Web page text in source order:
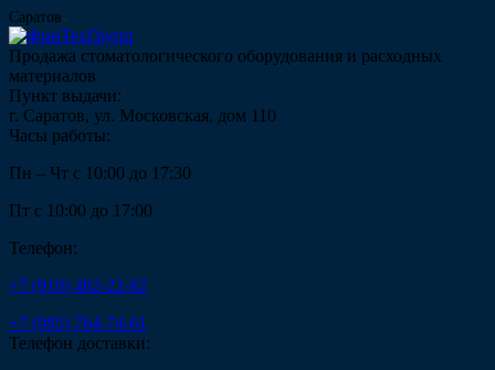
Саратов
Продажа стоматологического оборудования и расходных
материалов
Пункт выдачи:
г. Саратов, ул. Московская, дом 110
Часы работы:
Пн – Чт с 10:00 до 17:30
Пт с 10:00 до 17:00
Телефон:
+7 (910) 482-22-82
+7 (985) 764-74-61
Телефон доставки: